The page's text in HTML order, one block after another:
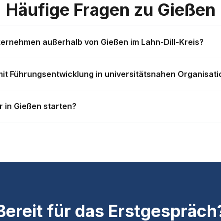
Häufige Fragen zu Gießen
außerhalb von Gießen im Lahn-Dill-Kreis?
klären den genauen Aufwand vorab.
Führungsentwicklung in universitätsnahen
als in rein produzierenden Betrieben — und wir passen unsere
in Gießen starten?
für das